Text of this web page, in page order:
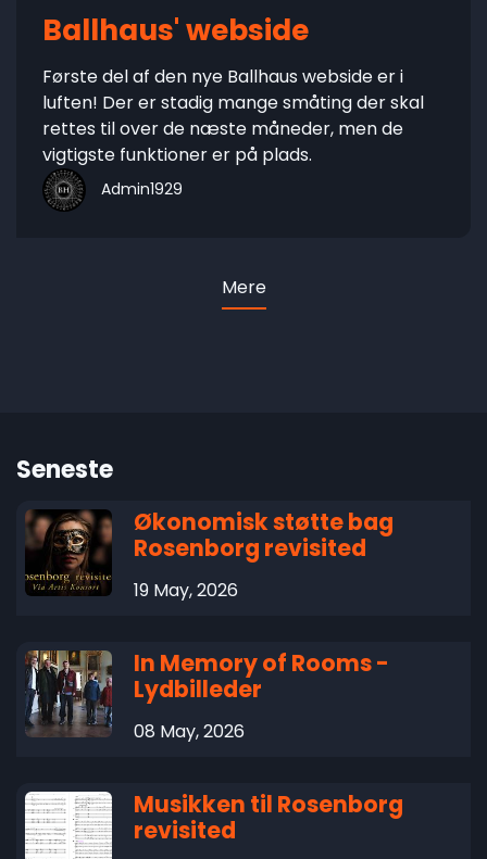
Ballhaus' webside
Første del af den nye Ballhaus webside er i
luften! Der er stadig mange småting der skal
rettes til over de næste måneder, men de
vigtigste funktioner er på plads.
Admin1929
Mere
Seneste
Økonomisk støtte bag
Rosenborg revisited
19 May, 2026
In Memory of Rooms -
Lydbilleder
08 May, 2026
Musikken til Rosenborg
revisited